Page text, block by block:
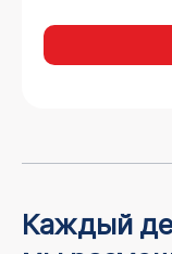
Каждый